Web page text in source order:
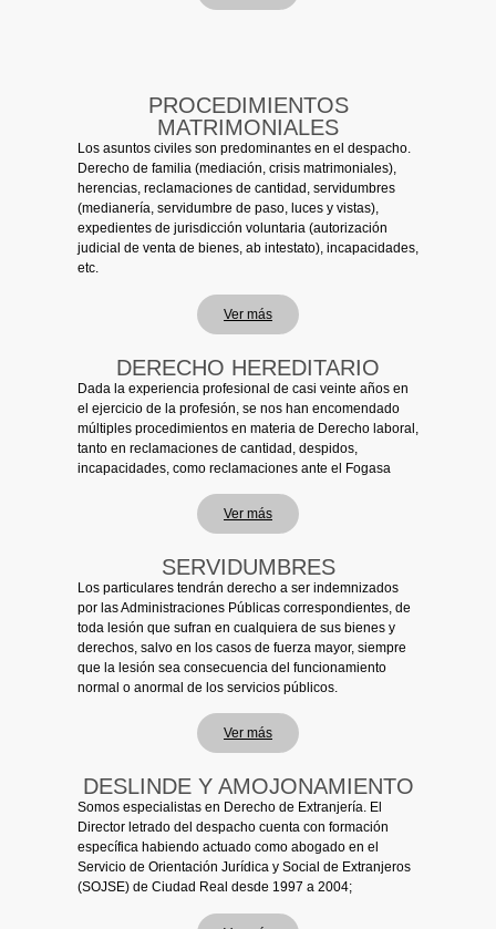
PROCEDIMIENTOS
MATRIMONIALES
Los asuntos civiles son predominantes en el despacho.
Derecho de familia (mediación, crisis matrimoniales),
herencias, reclamaciones de cantidad, servidumbres
(medianería, servidumbre de paso, luces y vistas),
expedientes de jurisdicción voluntaria (autorización
judicial de venta de bienes, ab intestato), incapacidades,
etc.
Ver más
DERECHO HEREDITARIO
Dada la experiencia profesional de casi veinte años en
el ejercicio de la profesión, se nos han encomendado
múltiples procedimientos en materia de Derecho laboral,
tanto en reclamaciones de cantidad, despidos,
incapacidades, como reclamaciones ante el Fogasa
Ver más
SERVIDUMBRES
Los particulares tendrán derecho a ser indemnizados
por las Administraciones Públicas correspondientes, de
toda lesión que sufran en cualquiera de sus bienes y
derechos, salvo en los casos de fuerza mayor, siempre
que la lesión sea consecuencia del funcionamiento
normal o anormal de los servicios públicos.
Ver más
DESLINDE Y AMOJONAMIENTO
Somos especialistas en Derecho de Extranjería. El
Director letrado del despacho cuenta con formación
específica habiendo actuado como abogado en el
Servicio de Orientación Jurídica y Social de Extranjeros
(SOJSE) de Ciudad Real desde 1997 a 2004;